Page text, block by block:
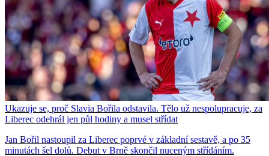
Ukazuje se, proč Slavia Bořila odstavila. Tělo už nespolupracuje, za
Liberec odehrál jen půl hodiny a musel střídat
Jan Bořil nastoupil za Liberec poprvé v základní sestavě, a po 35
minutách šel dolů. Debut v Brně skončil nuceným střídáním.